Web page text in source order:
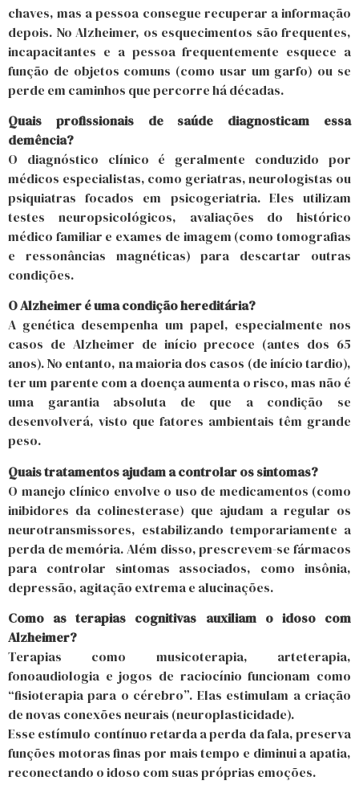
chaves, mas a pessoa consegue recuperar a informação
depois. No Alzheimer, os esquecimentos são frequentes,
incapacitantes e a pessoa frequentemente esquece a
função de objetos comuns (como usar um garfo) ou se
perde em caminhos que percorre há décadas.
Quais profissionais de saúde diagnosticam essa
demência?
O diagnóstico clínico é geralmente conduzido por
médicos especialistas, como geriatras, neurologistas ou
psiquiatras focados em psicogeriatria. Eles utilizam
testes neuropsicológicos, avaliações do histórico
médico familiar e exames de imagem (como tomografias
e ressonâncias magnéticas) para descartar outras
condições.
O Alzheimer é uma condição hereditária?
A genética desempenha um papel, especialmente nos
casos de Alzheimer de início precoce (antes dos 65
anos). No entanto, na maioria dos casos (de início tardio),
ter um parente com a doença aumenta o risco, mas não é
uma garantia absoluta de que a condição se
desenvolverá, visto que fatores ambientais têm grande
peso.
Quais tratamentos ajudam a controlar os sintomas?
O manejo clínico envolve o uso de medicamentos (como
inibidores da colinesterase) que ajudam a regular os
neurotransmissores, estabilizando temporariamente a
perda de memória. Além disso, prescrevem-se fármacos
para controlar sintomas associados, como insônia,
depressão, agitação extrema e alucinações.
Como as terapias cognitivas auxiliam o idoso com
Alzheimer?
Terapias como musicoterapia, arteterapia,
fonoaudiologia e jogos de raciocínio funcionam como
“fisioterapia para o cérebro”. Elas estimulam a criação
de novas conexões neurais (neuroplasticidade).
Esse estímulo contínuo retarda a perda da fala, preserva
funções motoras finas por mais tempo e diminui a apatia,
reconectando o idoso com suas próprias emoções.